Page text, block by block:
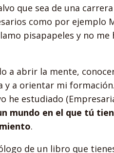
que sea de una
como por ejemplo
pisapapeles y no
a abrir la mente,
y a orientar mi
he estudiado
mundo en el que tú
.
de un libro que